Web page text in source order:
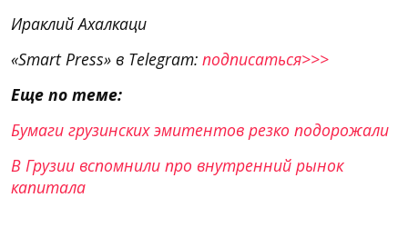
Ираклий Ахалкаци
«Smart Press» в Telegram: подписаться>>>
Еще по теме:
Бумаги грузинских эмитентов резко подорожали
В Грузии вспомнили про внутренний рынок
капитала